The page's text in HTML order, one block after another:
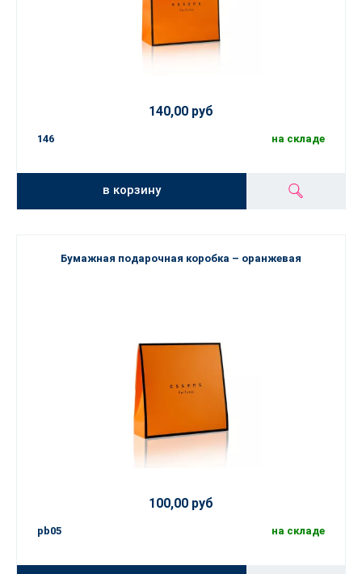
140,00 руб
146 на складе
в корзину
Бумажная подарочная коробка – оранжевая
100,00 руб
pb05 на складе